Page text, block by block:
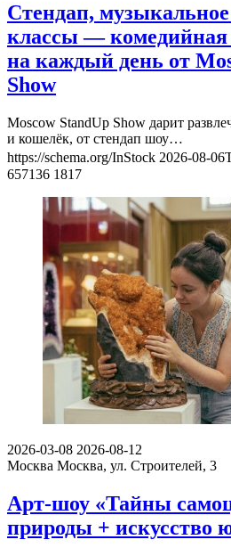
Стендап,
классы — комедийная
на каждый день от
Show
Moscow StandUp Show дарит
и кошелёк, от стендап шоу…
https://schema.org/InStock 2026-08-
657136 1817
2026-03-08 2026-08-12
Москва Москва, ул. Строителей, 3
Арт-шоу «Тайны
природы + искусство